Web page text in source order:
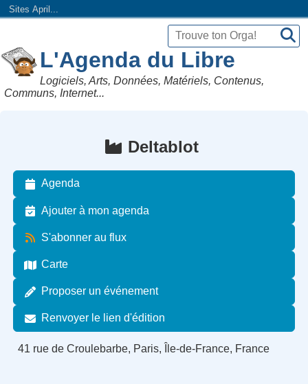
Sites April...
L'Agenda du Libre
Logiciels, Arts, Données, Matériels, Contenus,
Communs, Internet...
Deltablot
Agenda
Ajouter à mon agenda
S'abonner au flux
Carte
Proposer un événement
Renvoyer le lien d'édition
41 rue de Croulebarbe, Paris, Île-de-France, France